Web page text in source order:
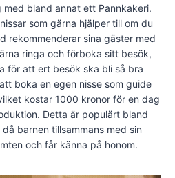
bland annat ett Pannkakeri.
som gärna hjälper till om du
rekommenderar sina gäster med
ringa och förboka sitt besök,
för att ert besök ska bli så bra
boka en egen nisse som guide
kostar 1000 kronor för en dag
Detta är populärt bland
barnen tillsammans med sin
och får känna på honom.